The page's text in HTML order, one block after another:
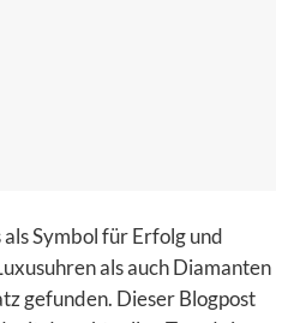
Symbol für Erfolg und
als auch Diamanten
gefunden. Dieser Blogpost